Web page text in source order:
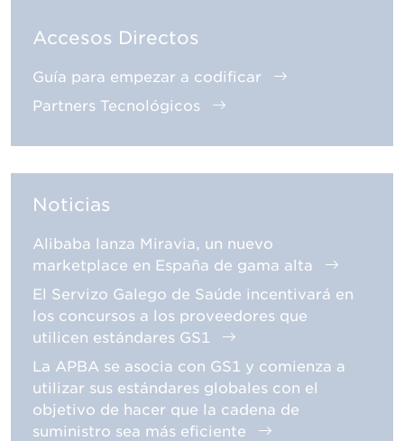
Accesos Directos
Guía para empezar a codificar
Partners Tecnológicos
Noticias
Alibaba lanza Miravia, un nuevo
marketplace en España de gama alta
El Servizo Galego de Saúde incentivará en
los concursos a los proveedores que
utilicen estándares GS1
La APBA se asocia con GS1 y comienza a
utilizar sus estándares globales con el
objetivo de hacer que la cadena de
suministro sea más eficiente